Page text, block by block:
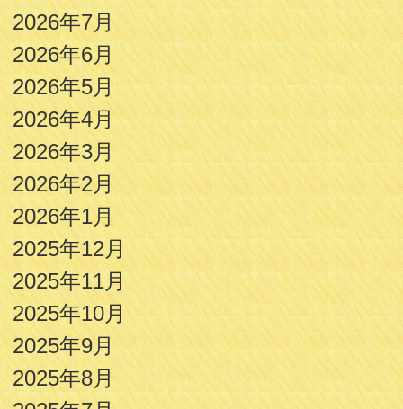
2026年7月
2026年6月
2026年5月
2026年4月
2026年3月
2026年2月
2026年1月
2025年12月
2025年11月
2025年10月
2025年9月
2025年8月